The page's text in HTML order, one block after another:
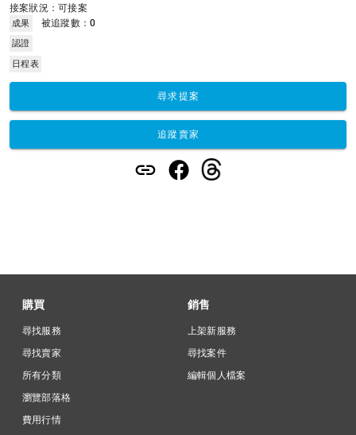
接案狀況：可接案
成果 被追蹤數：0
認證
日程表
尋求提案
追蹤賣家
購買
尋找服務
尋找賣家
所有分類
瀏覽部落格
費用行情
銷售
上架新服務
尋找案件
編輯個人檔案